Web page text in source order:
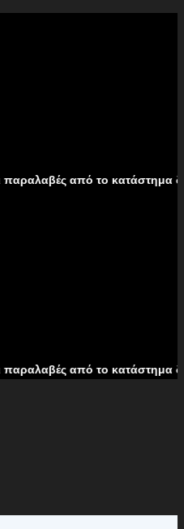
το κατάστημα δεν θα
το κατάστημα δεν θα